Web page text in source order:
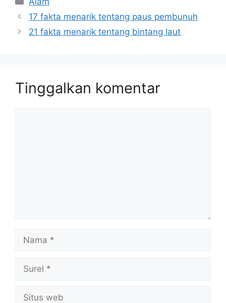
17 fakta menarik tentang paus pembunuh
21 fakta menarik tentang bintang laut
Tinggalkan komentar
Nama
Surel
Situs